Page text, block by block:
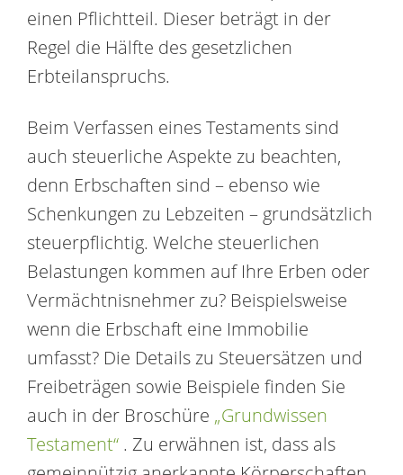
einen Pflichtteil. Dieser beträgt in der
Regel die Hälfte des gesetzlichen
Erbteilanspruchs.
Beim Verfassen eines Testaments sind
auch steuerliche Aspekte zu beachten,
denn Erbschaften sind – ebenso wie
Schenkungen zu Lebzeiten – grundsätzlich
steuerpflichtig. Welche steuerlichen
Belastungen kommen auf Ihre Erben oder
Vermächtnisnehmer zu? Beispielsweise
wenn die Erbschaft eine Immobilie
umfasst? Die Details zu Steuersätzen und
Freibeträgen sowie Beispiele finden Sie
auch in der Broschüre „Grundwissen
Testament“ . Zu erwähnen ist, dass als